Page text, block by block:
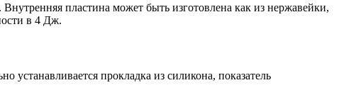
пластина может быть изготовлена как из нержавейки,
в 4 Дж.
прокладка из силикона, показатель